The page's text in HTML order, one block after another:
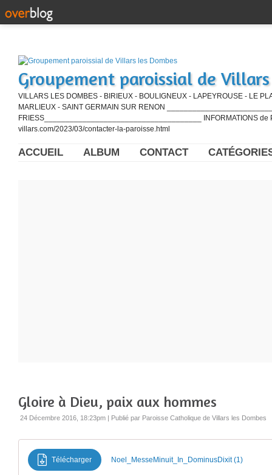
Groupement paroissial de
VILLARS LES DOMBES - BIRIEUX - BOULIGNEUX - LAPEYROUSE - LE
MARLIEUX - SAINT GERMAIN SUR RENON
FRIESS_____________________________________ INFORMATIONS de
villars.com/2023/03/contacter-la-paroisse.html
ACCUEIL ALBUM CONTACT
Gloire à Dieu, paix aux hommes
24 Décembre 2016, 18:23pm | Publié par Paroisse Catholique de Villars les Dombes
Télécharger Noel_MesseMinuit_In_DominusDixit (1)